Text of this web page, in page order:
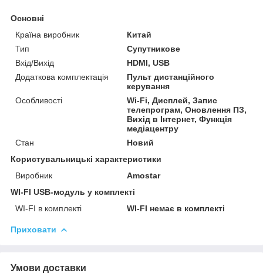
Основні
Країна виробник
Китай
Тип
Супутникове
Вхід/Вихід
HDMI, USB
Додаткова комплектація
Пульт дистанційного
керування
Особливості
Wi-Fi, Дисплей, Запис
телепрограм, Оновлення ПЗ,
Вихід в Інтернет, Функція
медіацентру
Стан
Новий
Користувальницькі характеристики
Виробник
Amostar
WI-FI USB-модуль у комплекті
WI-FI в комплекті
WI-FI немає в комплекті
Приховати
Умови доставки